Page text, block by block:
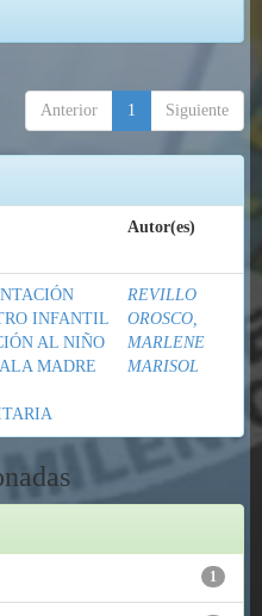
Anterior 1 Siguiente
Autor(es)
INFANTIL
AL NIÑO
MADRE
REVILLO
OROSCO,
MARLENE
MARISOL
1